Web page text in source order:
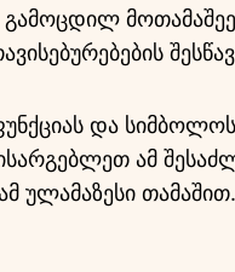
და
ამ
ულამაზესი თამაშით.